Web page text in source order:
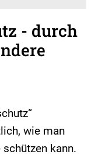
- durch
wie man
kann.